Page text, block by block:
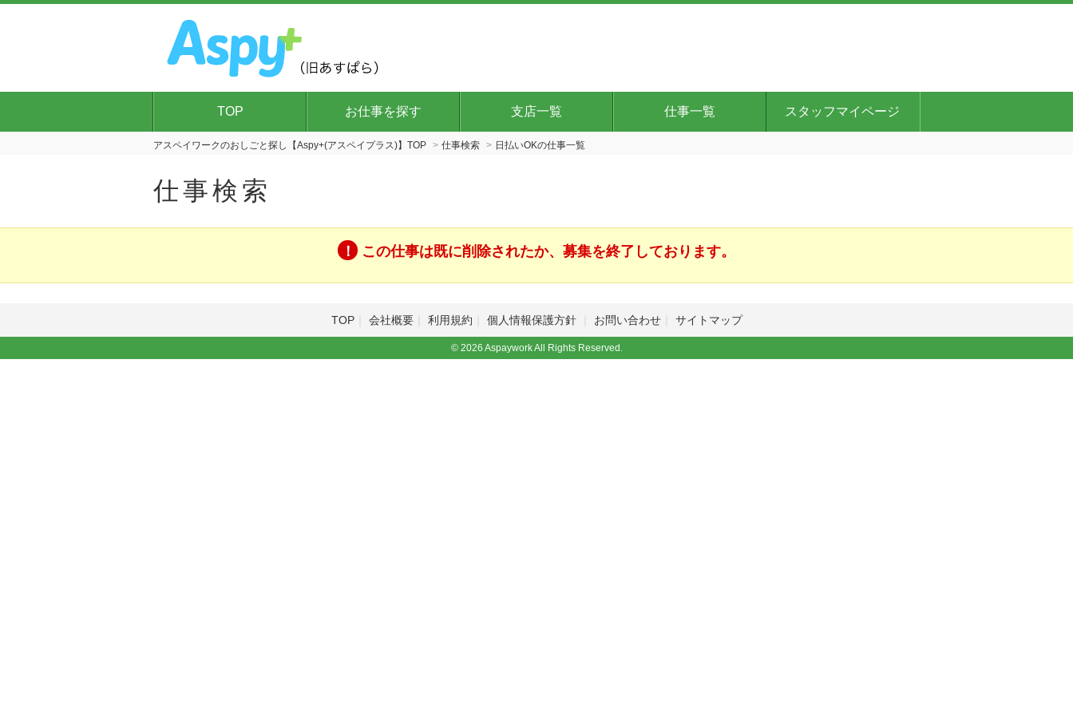
TOP お仕事を探す 支店一覧 仕事一覧 スタッフマイページ
アスペイワークのおしごと探し【Aspy+(アスペイプラス)】TOP 仕事検索 日払いOKの仕事一覧
仕事検索
この仕事は既に削除されたか、募集を終了しております。
TOP 会社概要 利用規約 個人情報保護方針 お問い合わせ サイトマップ
© 2026 Aspaywork All Rights Reserved.